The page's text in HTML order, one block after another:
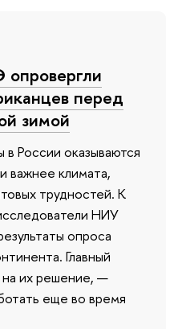
перед
зимой
России оказываются
важнее климата,
трудностей. К
НИУ
опроса
Главный
на их решение, —
еще во время